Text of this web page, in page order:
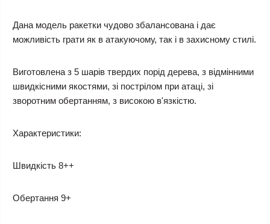
Дана модель ракетки чудово збалансована і дає
можливість грати як в атакуючому, так і в захисному стилі.
Виготовлена з 5 шарів твердих порід дерева, з відмінними
швидкісними якостями, зі пострілом при атаці, зі
зворотним обертанням, з високою в'язкістю.
Характеристики:
Швидкість 8++
Обертання 9+